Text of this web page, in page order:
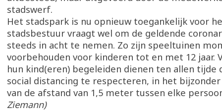
stadswerf.
Het stadspark is nu opnieuw toegankelijk voor
stadsbestuur vraagt wel om de geldende
steeds in acht te nemen. Zo zijn speeltuinen
voorbehouden voor kinderen tot en met 12 jaar.
hun kind(eren) begeleiden dienen ten allen tijde
social distancing te respecteren, in het
van de afstand van 1,5 meter tussen elke
Ziemann)